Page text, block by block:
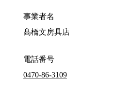
事業者名
髙橋文房具店
電話番号
0470-86-3109